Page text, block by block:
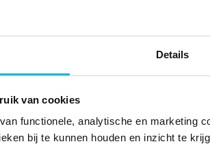
Details
van cookies
functionele, analytische en marketing
bij te kunnen houden en inzicht te